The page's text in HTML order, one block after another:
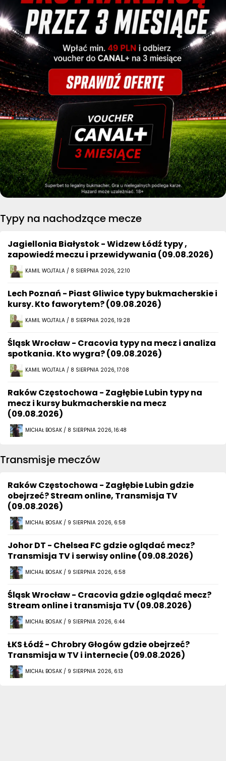
Typy na nachodzące mecze
Jagiellonia Białystok - Widzew Łódź typy ,
zapowiedź meczu i przewidywania (09.08.2026)
KAMIL WOJTALA / 8 SIERPNIA 2026, 22:10
Lech Poznań - Piast Gliwice typy bukmacherskie i
kursy. Kto faworytem? (09.08.2026)
KAMIL WOJTALA / 8 SIERPNIA 2026, 19:28
Śląsk Wrocław - Cracovia typy na mecz i analiza
spotkania. Kto wygra? (09.08.2026)
KAMIL WOJTALA / 8 SIERPNIA 2026, 17:08
Raków Częstochowa - Zagłębie Lubin typy na
mecz i kursy bukmacherskie na mecz
(09.08.2026)
MICHAŁ BOSAK / 8 SIERPNIA 2026, 16:48
Transmisje meczów
Raków Częstochowa - Zagłębie Lubin gdzie
obejrzeć? Stream online, Transmisja TV
(09.08.2026)
MICHAŁ BOSAK / 9 SIERPNIA 2026, 6:58
Johor DT - Chelsea FC gdzie oglądać mecz?
Transmisja TV i serwisy online (09.08.2026)
MICHAŁ BOSAK / 9 SIERPNIA 2026, 6:58
Śląsk Wrocław - Cracovia gdzie oglądać mecz?
Stream online i transmisja TV (09.08.2026)
MICHAŁ BOSAK / 9 SIERPNIA 2026, 6:44
ŁKS Łódź - Chrobry Głogów gdzie obejrzeć?
Transmisja w TV i internecie (09.08.2026)
MICHAŁ BOSAK / 9 SIERPNIA 2026, 6:13